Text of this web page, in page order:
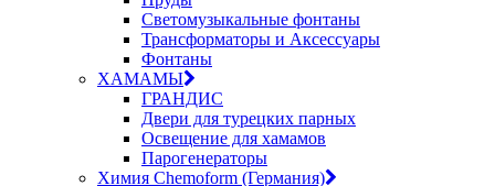
Светомузыкальные фонтаны
Трансформаторы и Аксессуары
Фонтаны
ХАМАМЫ
ГРАНДИС
Двери для турецких парных
Освещение для хамамов
Парогенераторы
Химия Chemoform (Германия)